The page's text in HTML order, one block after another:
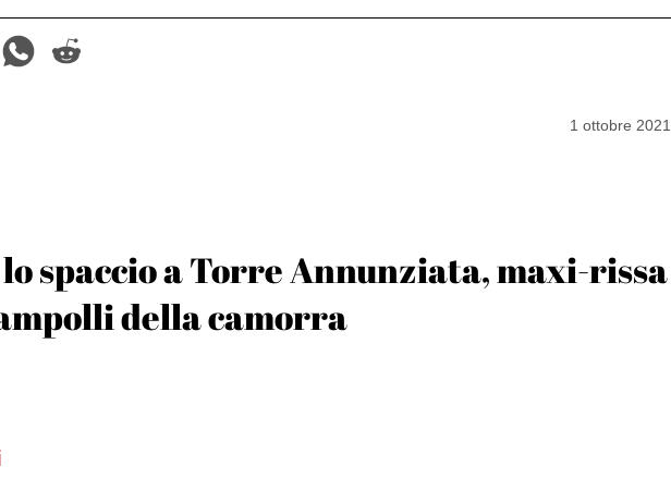
1 ottobre 2021
spaccio a Torre Annunziata, maxi-rissa
della camorra